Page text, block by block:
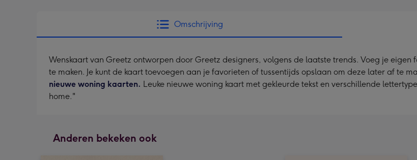
Omschrijving
Wenskaart van Greetz ontworpen door Greetz designers, volgens de laatste trends. Voeg je
te maken. Je kunt de kaart toevoegen aan je favorieten of tussentijds opslaan om deze later af te
nieuwe woning kaarten. Leuke nieuwe woning kaart met gekleurde tekst en verschillende
home."
Anderen bekeken ook